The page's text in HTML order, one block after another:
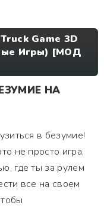
Game 3D
Игры) [МОД
НА
в безумие!
не просто игра,
где ты за рулем
все на своем